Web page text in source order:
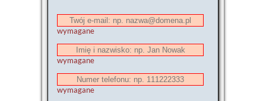
wymagane
wymagane
wymagane